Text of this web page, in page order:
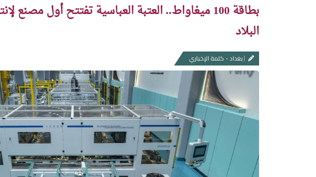
بطاقة 100 ميغاواط.. العتبة العباسية تفتتح أول
البلاد
بغداد - كلمة الإخباري